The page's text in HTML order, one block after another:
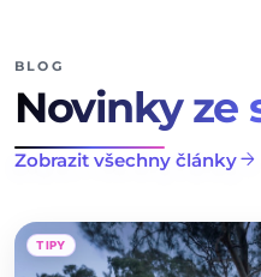
BLOG
Novinky ze
Zobrazit všechny článkyarrow_forward
TIPY